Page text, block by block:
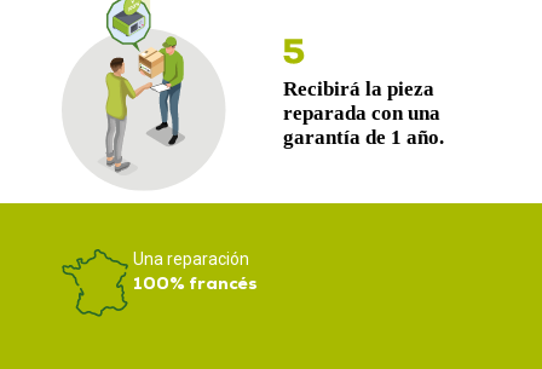
Una reparación
100% francés